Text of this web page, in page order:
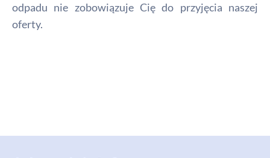
odpadu nie zobowiązuje Cię do przyjęcia naszej
oferty.